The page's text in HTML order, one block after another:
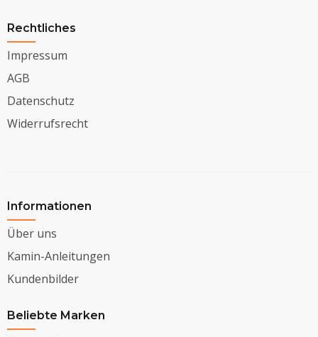
Rechtliches
Impressum
AGB
Datenschutz
Widerrufsrecht
Informationen
Über uns
Kamin-Anleitungen
Kundenbilder
Beliebte Marken